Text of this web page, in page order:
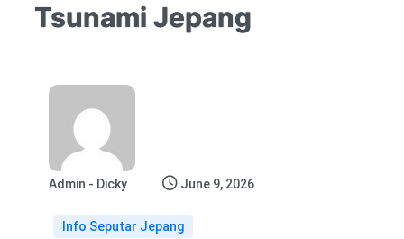
Tsunami Jepang
Admin - Dicky June 9, 2026
Info Seputar Jepang